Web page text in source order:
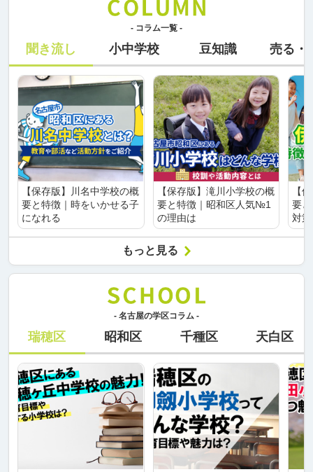
- コラム一覧 -
聞き流し 小中学校 豆知識 売る・
【保存版】川名中学校の概
要と特徴｜時をいかせる子
になれる
【保存版】滝川小学校の概
要と特徴｜昭和区人気№1
の理由は
【
要
対
もっと見る
- 名古屋の学区コラム -
瑞穂区 昭和区 千種区 天白区